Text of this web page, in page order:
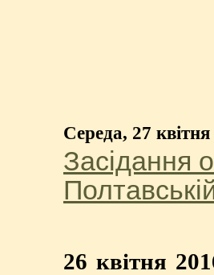
Середа, 27
Засідання
26 квітня